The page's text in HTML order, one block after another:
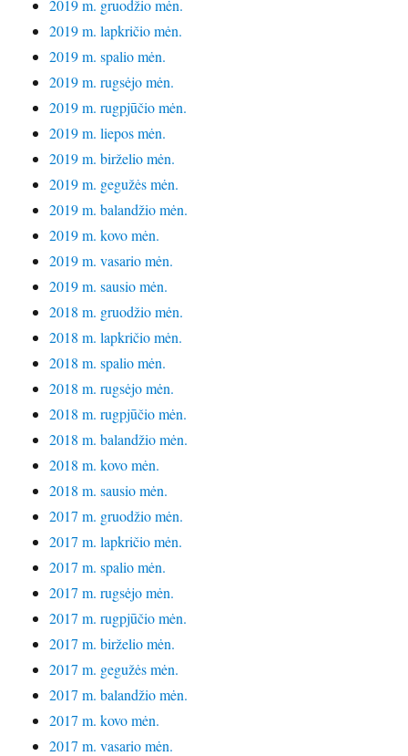
2019 m. gruodžio mėn.
2019 m. lapkričio mėn.
2019 m. spalio mėn.
2019 m. rugsėjo mėn.
2019 m. rugpjūčio mėn.
2019 m. liepos mėn.
2019 m. birželio mėn.
2019 m. gegužės mėn.
2019 m. balandžio mėn.
2019 m. kovo mėn.
2019 m. vasario mėn.
2019 m. sausio mėn.
2018 m. gruodžio mėn.
2018 m. lapkričio mėn.
2018 m. spalio mėn.
2018 m. rugsėjo mėn.
2018 m. rugpjūčio mėn.
2018 m. balandžio mėn.
2018 m. kovo mėn.
2018 m. sausio mėn.
2017 m. gruodžio mėn.
2017 m. lapkričio mėn.
2017 m. spalio mėn.
2017 m. rugsėjo mėn.
2017 m. rugpjūčio mėn.
2017 m. birželio mėn.
2017 m. gegužės mėn.
2017 m. balandžio mėn.
2017 m. kovo mėn.
2017 m. vasario mėn.